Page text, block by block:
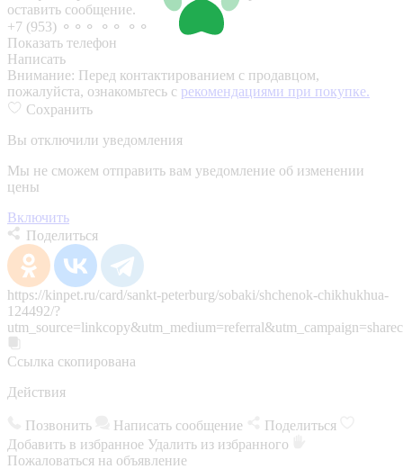
оставить сообщение.
+7 (953) ⚬⚬⚬ ⚬⚬ ⚬⚬
Показать телефон
Написать
Внимание: Перед контактированием с продавцом,
пожалуйста, ознакомьтесь с рекомендациями при покупке.
Сохранить
Вы отключили уведомления
Мы не сможем отправить вам уведомление об изменении
цены
Включить
Поделиться
https://kinpet.ru/card/sankt-peterburg/sobaki/shchenok-chikhukhua-
124492/?
Ссылка скопирована
Действия
Позвонить Написать сообщение
Поделиться
Добавить в избранное Удалить из избранного
Пожаловаться на объявление